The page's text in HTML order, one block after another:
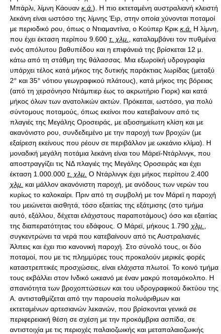
κ.ά. ). Η πιο εκτεταμένη αυστραλιανή κλειστή
λεκάνη είναι ωστόσο της λίμνης Έιρ, στην οποία χύνονται ποταμοί
με περιοδικό ρου, όπως ο Ντιαμαντίνα, ο Κούπερ Κρικ κ.ά. Η λίμνη,
που έχει έκταση περίπου 9.600 τ. χλμ.
, καταλαμβάνει τον πυθμένα
ενός απόλυτου βαθυπέδου και η επιφάνειά της βρίσκεται 12 μ.
κάτω από τη στάθμη της θάλασσας. Μια εξωροϊκή υδρογραφία
υπάρχει τέλος κατά μήκος της δυτικής παράκτιας λωρίδας (μεταξύ
2° και 35° νότιου γεωγραφικού πλάτους), κατά μήκος της βόρειας
(από τη χερσόνησο Ντάμπιερ έως το ακρωτήριο Γιορκ) και κατά
μήκος όλων των ανατολικών ακτών. Πρόκειται, ωστόσο, για πολύ
σύντομους ποταμούς, όπως εκείνοι που κατεβαίνουν από τις
πλαγιές της Μεγάλης Οροσειράς, με αξιοσημείωτη κλίση και με
ακανόνιστο ρου, συνδεδεμένο με την παροχή των βροχών (με
εξαίρεση εκείνους που ρέουν σε περιβάλλον με ωκεάνιο κλίμα). Η
μοναδική μεγάλη ποτάμια λεκάνη είναι του Μάρεϊ-Ντάρλινγκ, που
αποστραγγίζει τις ΝΔ πλαγιές της Μεγάλης Οροσειράς και έχει
έκταση 1.000.000 τ. χλμ. Ο Ντάρλινγκ έχει μήκος περίπου 2.400
χλμ. και μάλλον ακανόνιστη παροχή, με ανόδους των νερών του
κυρίως το καλοκαίρι. Πριν από τη συμβολή με τον Μάρεϊ η παροχή
του μειώνεται αισθητά, τόσο εξαιτίας της εξάτμισης (στο τμήμα
αυτό, εξάλλου, δέχεται ελάχιστους παραποτάμους) όσο και εξαιτίας
της διαπερατότητας του εδάφους. Ο Μάρεϊ, μήκους 1.790 χλμ.
συγκεντρώνει τα νερά που κατεβαίνουν από τις Αυστραλιανές
Άλπεις και έχει πιο κανονική παροχή. Στο σύνολό τους, οι δύο
ποταμοί, που με τις πλημμύρες τους προκαλούν μερικές φορές
καταστρεπτικές προσχώσεις, είναι ελάχιστα πλωτοί. Το κοινό τμήμα
τους εκβάλλει στον Ινδικό ωκεανό με έναν μακρύ ποταμόκολπο. Η
σπανιότητα των βροχοπτώσεων και του υδρογραφικού δικτύου της
Α. αντισταθμίζεται από την παρουσία πολυάριθμων και
εκτεταμένων αρτεσιανών λεκανών, που βρίσκονται γενικά σε
περιφερειακή θέση σε σχέση με την προκάμβρια ασπίδα, σε
αντιστοιχία με τις περιοχές παλαιοζωικής και μεταπαλαιοζωικής